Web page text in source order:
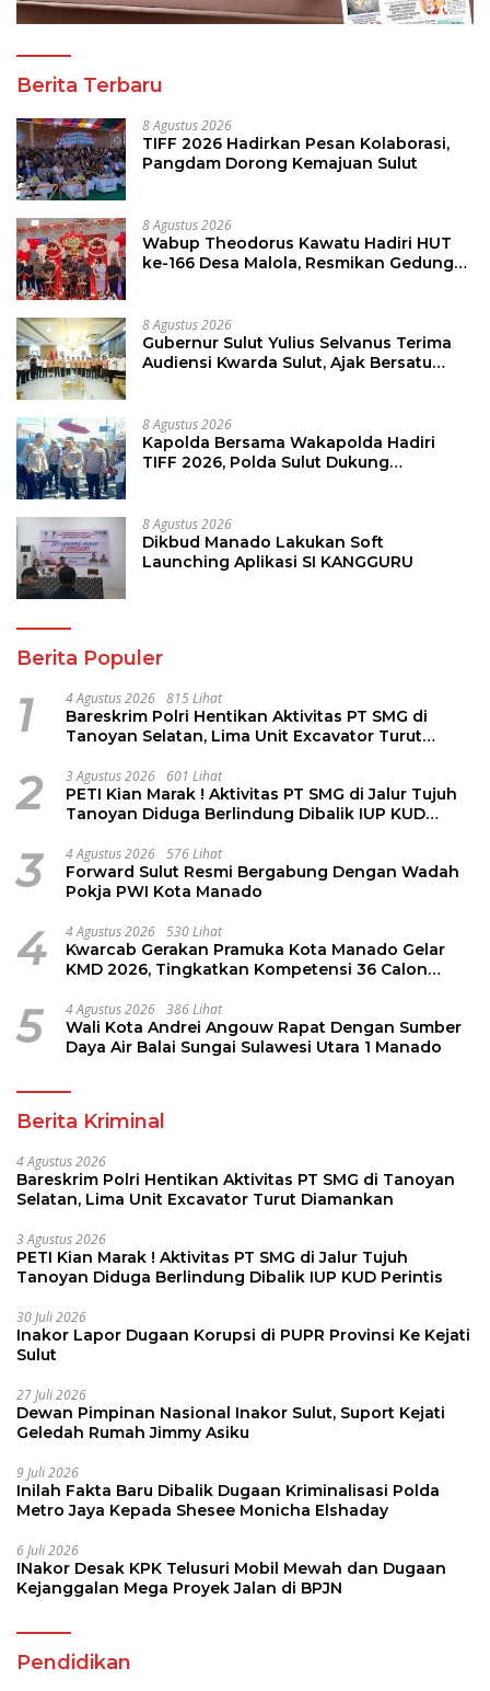
Berita Terbaru
8 Agustus 2026
TIFF 2026 Hadirkan Pesan Kolaborasi,
Pangdam Dorong Kemajuan Sulut
8 Agustus 2026
Wabup Theodorus Kawatu Hadiri HUT
ke-166 Desa Malola, Resmikan Gedung
8 Agustus 2026
Gubernur Sulut Yulius Selvanus Terima
Audiensi Kwarda Sulut, Ajak Bersatu
8 Agustus 2026
Kapolda Bersama Wakapolda Hadiri
TIFF 2026, Polda Sulut Dukung
8 Agustus 2026
Dikbud Manado Lakukan Soft
Launching Aplikasi SI KANGGURU
Berita Populer
1 4 Agustus 2026 815 Lihat
Bareskrim Polri Hentikan Aktivitas PT SMG di
Tanoyan Selatan, Lima Unit Excavator Turut
2 3 Agustus 2026 601 Lihat
PETI Kian Marak ! Aktivitas PT SMG di Jalur Tujuh
Tanoyan Diduga Berlindung Dibalik IUP KUD
3 4 Agustus 2026 576 Lihat
Forward Sulut Resmi Bergabung Dengan Wadah
Pokja PWI Kota Manado
4 4 Agustus 2026 530 Lihat
Kwarcab Gerakan Pramuka Kota Manado Gelar
KMD 2026, Tingkatkan Kompetensi 36 Calon
5 4 Agustus 2026 386 Lihat
Wali Kota Andrei Angouw Rapat Dengan Sumber
Daya Air Balai Sungai Sulawesi Utara 1 Manado
Berita Kriminal
4 Agustus 2026
Bareskrim Polri Hentikan Aktivitas PT SMG di Tanoyan
Selatan, Lima Unit Excavator Turut Diamankan
3 Agustus 2026
PETI Kian Marak ! Aktivitas PT SMG di Jalur Tujuh
Tanoyan Diduga Berlindung Dibalik IUP KUD Perintis
30 Juli 2026
Inakor Lapor Dugaan Korupsi di PUPR Provinsi Ke Kejati
Sulut
27 Juli 2026
Dewan Pimpinan Nasional Inakor Sulut, Suport Kejati
Geledah Rumah Jimmy Asiku
9 Juli 2026
Inilah Fakta Baru Dibalik Dugaan Kriminalisasi Polda
Metro Jaya Kepada Shesee Monicha Elshaday
6 Juli 2026
INakor Desak KPK Telusuri Mobil Mewah dan Dugaan
Kejanggalan Mega Proyek Jalan di BPJN
Pendidikan